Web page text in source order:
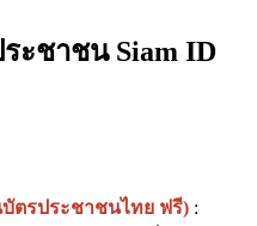
ะชาชน Siam ID
บัตรประชาชนไทย ฟรี) :